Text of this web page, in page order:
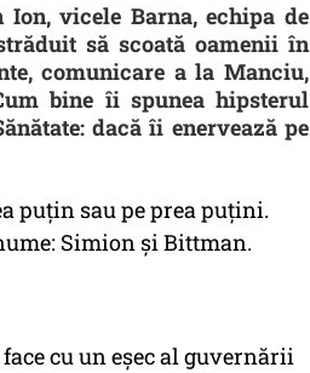
vicele Barna, echipa de
să scoată oamenii în
comunicare a la Manciu,
bine îi spunea hipsterul
dacă îi enervează pe
puțin sau pe prea puțini.
Simion și Bittman.
cu un eșec al guvernării